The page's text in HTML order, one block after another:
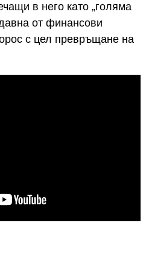
в него като „голяма
от финансови
с цел превръщане на